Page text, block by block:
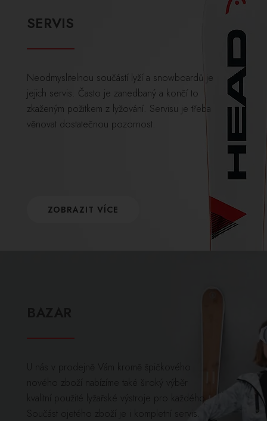
SERVIS
Neodmyslitelnou součástí lyží a snowboardů je
jejich servis. Často je zanedbaný a končí to
zkaženým požitkem z lyžování. Servisu je třeba
věnovat dostatečnou pozornost.
ZOBRAZIT VÍCE
U nás v prodejně Vám kromě špičkového
nového zboží nabízíme také široký výběr
kvalitní použité lyžařské výstroje pro každého.
Součást ojetého zboží je i kompletní servis.